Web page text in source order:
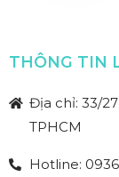
THÔNG TIN
Địa chỉ: 33/
TPHCM
Hotline: